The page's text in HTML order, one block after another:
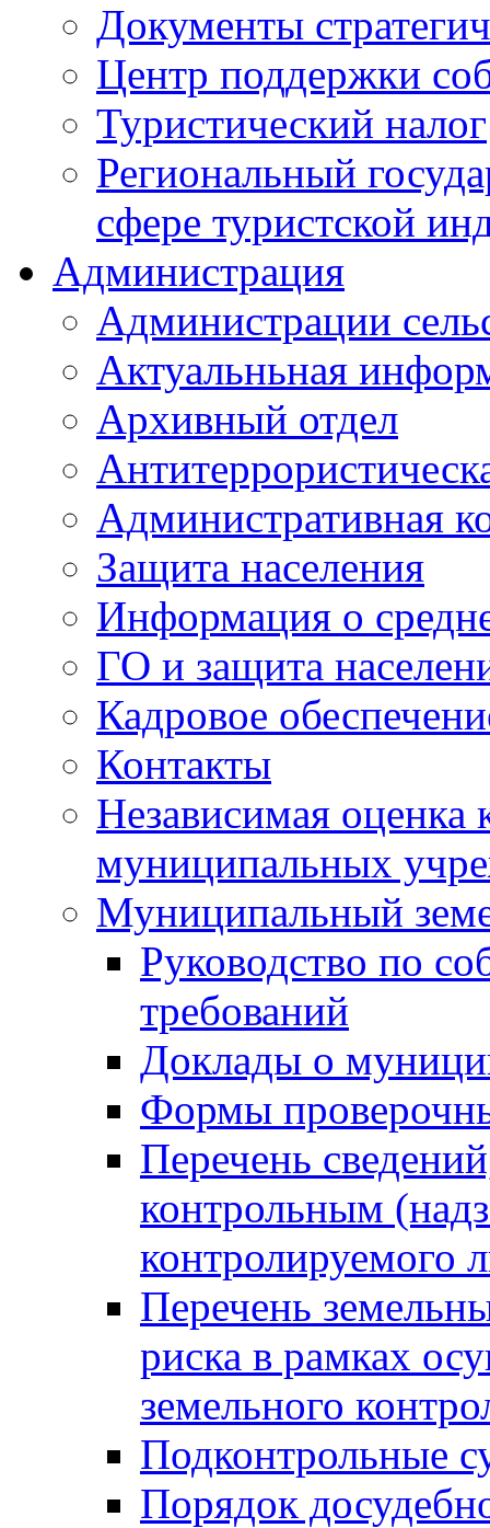
Документы
Центр поддержки
Туристический налог
Региональный
сфере туристской
Администрация
Администрации
Актуальньная
Архивный отдел
Административная
Защита населения
Информация о
ГО и защита
Кадровое
Контакты
Независимая оценка
муниципальных
Муниципальный
Руководство по
требований
Доклады о
Формы
Перечень
контрольным
контролируемого
Перечень
риска в рамках
земельного
Подконтрольные
Порядок